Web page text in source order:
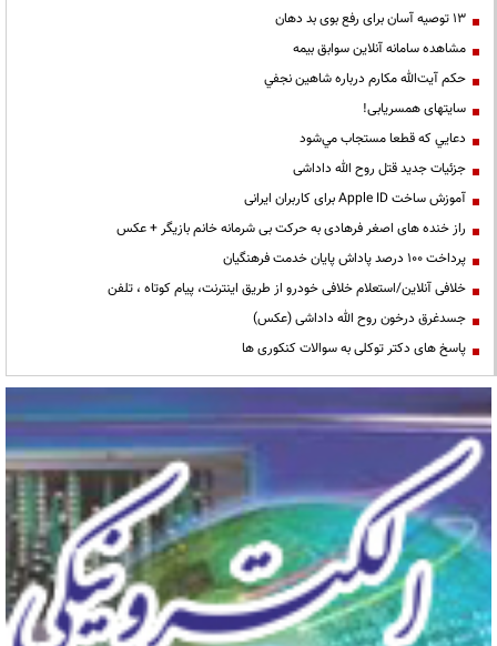
13 توصیه آسان برای رفع بوی بد دهان
مشاهده سامانه آنلاين سوابق بیمه
حكم آيت‌الله مكارم درباره شاهين نجفي
سایتهای همسریابی!
دعايي كه قطعا مستجاب مي‌شود
جزئیات جدید قتل روح الله داداشی
آموزش ساخت Apple ID برای کاربران ایرانی
راز خنده های اصغر فرهادی به حرکت بی شرمانه خانم بازیگر + عکس
پرداخت ۱۰۰ درصد پاداش پایان خدمت فرهنگیان
خلافی آنلاین/استعلام خلافی خودرو از طریق اینترنت، پیام کوتاه ، تلفن
جسدغرق درخون روح الله داداشی (عکس)
پاسخ های دکتر توکلی به سوالات کنکوری ها